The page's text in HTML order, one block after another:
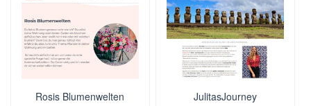
Rosis Blumenwelten JulitasJourney